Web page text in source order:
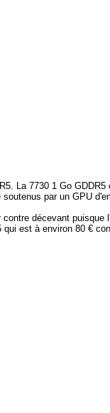
La 7730 1 Go
par un GPU
décevant puisque
est à environ 80 €